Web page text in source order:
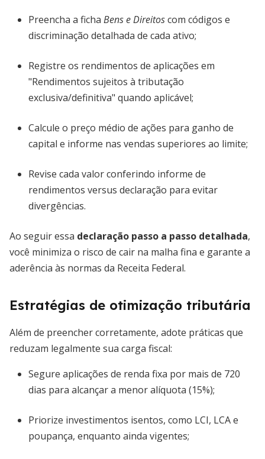
Preencha a ficha Bens e Direitoscom códigos e
discriminação detalhada de cada ativo;
Registre os rendimentos de aplicações em
"Rendimentos sujeitos à tributação
exclusiva/definitiva" quando aplicável;
Calcule o preço médio de ações para ganho de
capital e informe nas vendas superiores ao limite;
Revise cada valor conferindo informe de
rendimentos versus declaração para evitar
divergências.
Ao seguir essa declaração passo a passo detalhada,
você minimiza o risco de cair na malha fina e garante a
aderência às normas da Receita Federal.
Estratégias de otimização tributária
Além de preencher corretamente, adote práticas que
reduzam legalmente sua carga fiscal:
Segure aplicações de renda fixa por mais de 720
dias para alcançar a menor alíquota (15%);
Priorize investimentos isentos, como LCI, LCA e
poupança, enquanto ainda vigentes;